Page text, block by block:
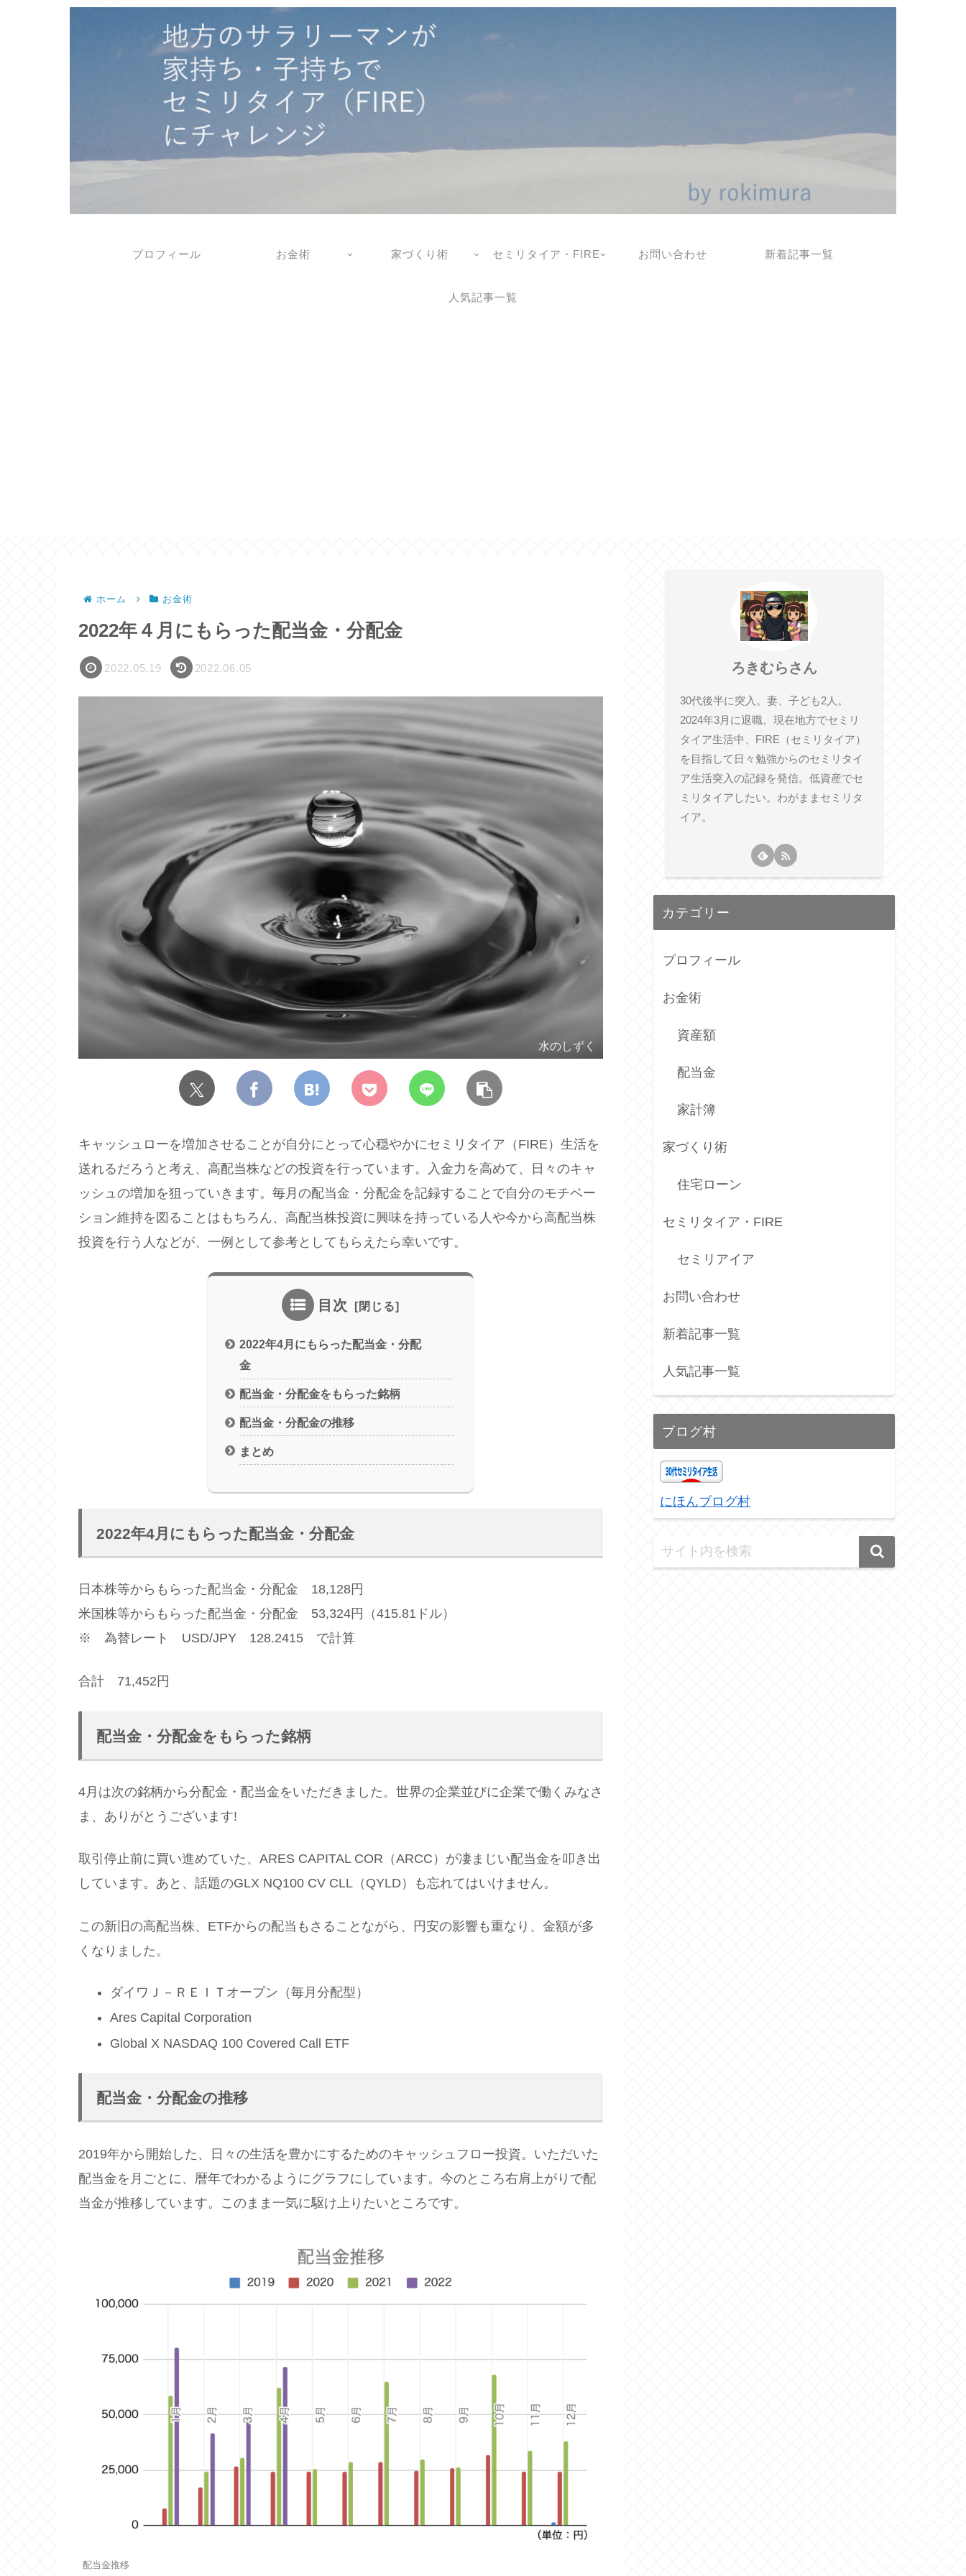
プロフィール お金術 家づくり術 セミリタイア・FIRE お問い合わせ 新着記事一覧
人気記事一覧
ホーム お金術
2022年４月にもらった配当金・分配金
2022.05.19 2022.06.05
水のしずく
キャッシュローを増加させることが自分にとって心穏やかにセミリタイア（FIRE）生活を
送れるだろうと考え、高配当株などの投資を行っています。入金力を高めて、日々のキャ
ッシュの増加を狙っていきます。毎月の配当金・分配金を記録することで自分のモチベー
ション維持を図ることはもちろん、高配当株投資に興味を持っている人や今から高配当株
投資を行う人などが、一例として参考としてもらえたら幸いです。
目次
2022年4月にもらった配当金・分配
金
配当金・分配金をもらった銘柄
配当金・分配金の推移
まとめ
2022年4月にもらった配当金・分配金
日本株等からもらった配当金・分配金 18,128円
米国株等からもらった配当金・分配金 53,324円（415.81ドル）
※ 為替レート USD/JPY 128.2415 で計算
合計 71,452円
配当金・分配金をもらった銘柄
4月は次の銘柄から分配金・配当金をいただきました。世界の企業並びに企業で働くみなさ
ま、ありがとうございます!
取引停止前に買い進めていた、ARES CAPITAL COR（ARCC）が凄まじい配当金を叩き出
しています。あと、話題のGLX NQ100 CV CLL（QYLD）も忘れてはいけません。
この新旧の高配当株、ETFからの配当もさることながら、円安の影響も重なり、金額が多
くなりました。
ダイワＪ－ＲＥＩＴオープン（毎月分配型）
Ares Capital Corporation
Global X NASDAQ 100 Covered Call ETF
配当金・分配金の推移
2019年から開始した、日々の生活を豊かにするためのキャッシュフロー投資。いただいた
配当金を月ごとに、暦年でわかるようにグラフにしています。今のところ右肩上がりで配
当金が推移しています。このまま一気に駆け上りたいところです。
配当金推移
ろきむらさん
30代後半に突入。妻、子ども2人。
2024年3月に退職。現在地方でセミリ
タイア生活中、FIRE（セミリタイア）
を目指して日々勉強からのセミリタイ
ア生活突入の記録を発信。低資産でセ
ミリタイアしたい。わがままセミリタ
イア。
カテゴリー
プロフィール
お金術
資産額
配当金
家計簿
家づくり術
住宅ローン
セミリタイア・FIRE
セミリアイア
お問い合わせ
新着記事一覧
人気記事一覧
ブログ村
にほんブログ村